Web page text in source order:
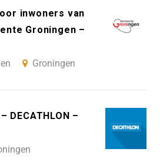
inwoners van
Groningen –
Groningen
DECATHLON –